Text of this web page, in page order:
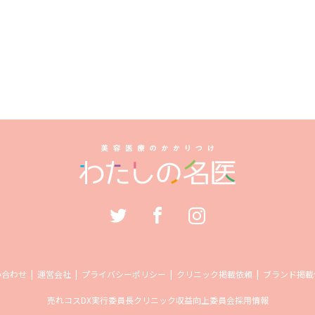
わせ 運営会社 プライバシーポリシー クリニック掲載依頼 ブランド掲
売れコスDX実行委員長クリニック収益向上委員会採用情報